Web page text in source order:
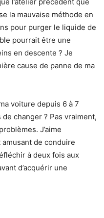
la mauvaise méthode en
pour purger le liquide de
pourrait être une
en descente ? Je
cause de panne de ma
voiture depuis 6 à 7
changer ? Pas vraiment,
J’aime
amusant de conduire
à deux fois aux
d’acquérir une